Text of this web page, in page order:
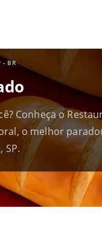
- BR
Conheça o
o melhor
SP.